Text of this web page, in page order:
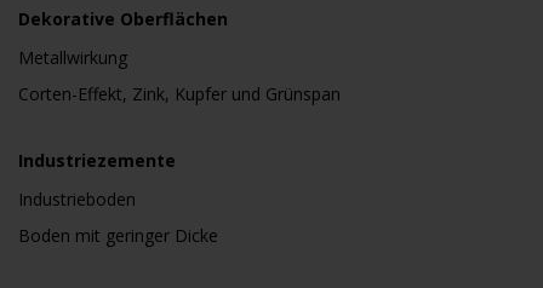
Dekorative Oberflächen
Metallwirkung
Corten-Effekt, Zink, Kupfer und Grünspan
Industriezemente
Industrieboden
Boden mit geringer Dicke